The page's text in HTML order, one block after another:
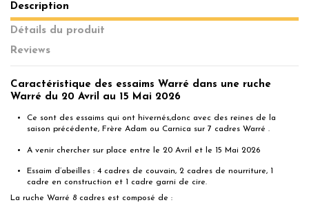
Description
Détails du produit
Reviews
Caractéristique des essaims Warré dans une ruche
Warré du 20 Avril au 15 Mai 2026
Ce sont des essaims qui ont hivernés,donc avec des reines de la
saison précédente, Frère Adam ou Carnica sur 7 cadres Warré .
A venir chercher sur place entre le 20 Avril et le 15 Mai 2026
Essaim d’abeilles : 4 cadres de couvain, 2 cadres de nourriture, 1
cadre en construction et 1 cadre garni de cire.
La ruche Warré 8 cadres est composé de :